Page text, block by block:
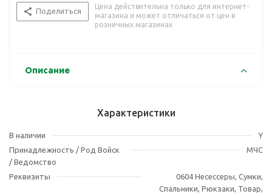
Поделиться
Цена действительна только для интернет-
магазина и может отличаться от цен в
розничных магазинах
Описание
Характеристики
В наличии
Y
Принадлежность / Род Войск
/ Ведомство
МЧС
Реквизиты
0604 Несессеры, Сумки,
Спальники, Рюкзаки, Товар,